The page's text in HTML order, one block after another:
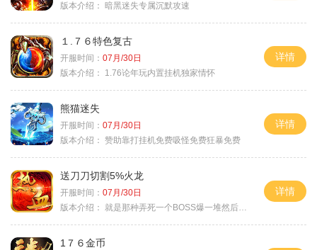
版本介绍：
暗黑迷失专属沉默攻速
１.７６特色复古
开服时间： 07月/30日
版本介绍：
1.76论年玩内置挂机独家情怀
详情
熊猫迷失
开服时间： 07月/30日
版本介绍： 赞助靠打挂机免费吸怪免费狂暴免费
详情
送刀刀切割5%火龙
开服时间： 07月/30日
版本介绍： 就是那种弄死一个BOSS爆一堆然后就起飞
详情
1７６金币